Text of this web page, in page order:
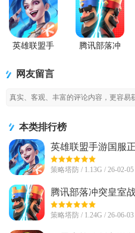
英雄联盟手
腾讯部落冲
网友留言
本类排行榜
英雄联盟手游国服
最新版
策略塔防 / 1.13G / 26-02-05
腾讯部落冲突皇室
信qq一键登录版
策略塔防 / 1.24G / 26-06-03